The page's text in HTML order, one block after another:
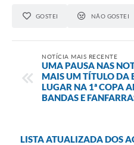
GOSTEI NÃO GOSTEI
NOTÍCIA MAIS RECENTE
UMA PAUSA NAS
MAIS UM TÍTULO DA
LUGAR NA 1ª COPA
BANDAS E
LISTA ATUALIZADA DOS